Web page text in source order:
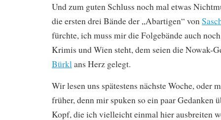
Und zum guten Schluss noch mal etwas
die ersten drei Bände der „Abartigen“ von
fürchte, ich muss mir die Folgebände auch
Krimis und Wien steht, dem seien die Nowak-
Bürklans Herz gelegt.
Wir lesen uns spätestens nächste Woche, oder
früher, denn mir spuken so ein paar Gedanken
Kopf, die ich vielleicht einmal hier ausbreiten